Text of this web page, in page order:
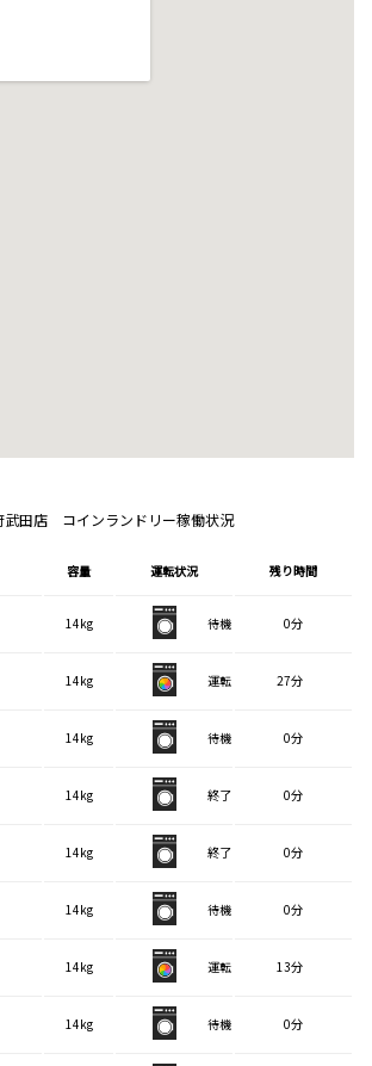
武田店 コインランドリー稼働状況
容量 運転状況 残り時間
14kg 待機 0分
14kg 運転 27分
14kg 待機 0分
14kg 終了 0分
14kg 終了 0分
14kg 待機 0分
14kg 運転 13分
14kg 待機 0分